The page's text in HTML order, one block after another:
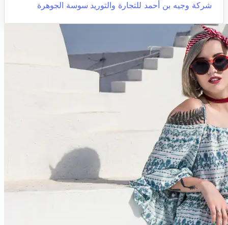
شركة وجيه بن أحمد للتجارة والتوريد سوسة الجوهرة